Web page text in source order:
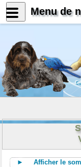
► Afficher le
Menu de